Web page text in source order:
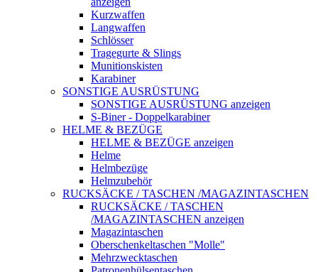
Kurzwaffen
Langwaffen
Schlösser
Tragegurte & Slings
Munitionskisten
Karabiner
SONSTIGE AUSRÜSTUNG
SONSTIGE AUSRÜSTUNG anzeigen
S-Biner - Doppelkarabiner
HELME & BEZÜGE
HELME & BEZÜGE anzeigen
Helme
Helmbezüge
Helmzubehör
RUCKSÄCKE / TASCHEN /MAGAZINTASCHEN
RUCKSÄCKE / TASCHEN
/MAGAZINTASCHEN anzeigen
Magazintaschen
Oberschenkeltaschen "Molle"
Mehrzwecktaschen